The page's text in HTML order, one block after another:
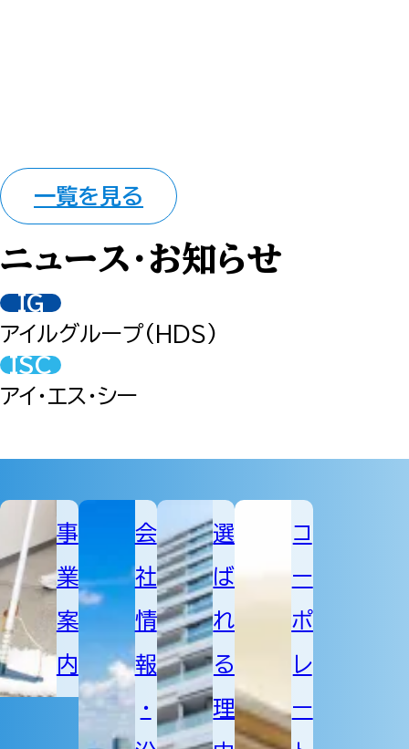
ニュース・お知らせ
IG
アイルグループ(HDS)
ISC
アイ・エス・シー
一覧を見る
事
業
案
内
会
社
情
報
・
選
ば
れ
る
理
コ
ー
ポ
レ
ー